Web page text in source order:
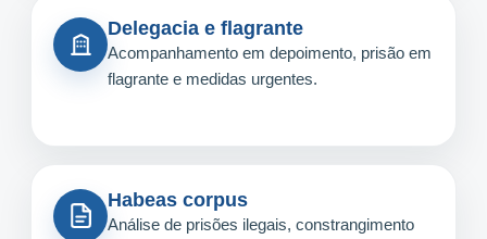
Delegacia e flagrante
Acompanhamento em depoimento, prisão em
flagrante e medidas urgentes.
Habeas corpus
Análise de prisões ilegais, constrangimento